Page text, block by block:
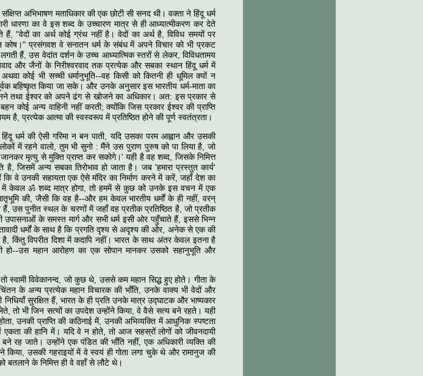
अभिभाषण मताधिकार की एक छोटी सी सनद थी। वक्ता ने हिंदू धर्म
धारणा का वे इस शब्द के उच्चारण मात्र से ही आध्यात्मीकरण कर देते
का अर्थ कोई ग्रंथ नहीं है। वेदों का अर्थ है, विविध समयों पर
कोष।" प्रसंगवश वे सनातन धर्म के संबंध में अपने विचार को भी प्रकट
हैं, उस वेदांत दर्शन के उच्च आध्यात्मिक स्तरों से लेकर, विविधतामय
और जैनों के निरीश्वरवाद तक प्रत्येक और सबका स्थान हिंदू धर्म में
कोई भी सच्ची धर्मानुभूति--वह किसी को कितनी ही धूमिल क्यों न
बहिष्कृत किया जा सके। और उनके अनुसार इस भारतीय धर्म-माता का
चुनने तथा ईश्वर को अपने ढंग से खोजने का अधिकार। अत: इस प्रकार से
कोई अन्य वाहिनी नहीं करती; क्योंकि जिस प्रकार ईश्वर की प्राप्ति
है, प्रत्येक आत्मा की स्वस्वरूप में प्रतिष्ठित होने की पूर्ण स्वतंत्रता।
धर्म की ऐसी गरिमा न बन पाती, यदि उसका परम आह्वान और उसकी
में रहने वालो, तुम भी सुनो : मैंने उस पुराण पुरुष को पा लिया है, जो
मृत्यु से मुक्ति प्राप्त कर सकोगे।' यही है वह शब्द, जिसके निमित्त
जिसमें अन्य सबका तिरोभाव हो जाता है। जब 'हमारा प्रस्तुत कार्य'
वे उनकी सहायता एक ऐसे मंदिर का निर्माण करने में करें, जहाँ देश का
में केवल ॐ शब्द मात्र होगा, तो हममें से कुछ को उनके इस वचन में एक
की, जैसी कि वह है--और हम केवल भारतीय धर्मों के ही नहीं, वरन्
हैं, उस पुनीत स्थल के चरणों में जहाँ वह प्रतीक प्रतिष्ठित है, जो प्रतीक
उपासनाओं के समस्त मार्ग और सभी धर्म इसी ओर पहुँचाते हैं, इससे भिन्न
धर्मों के साथ है कि प्रगति दृश्य से अदृश्य की ओर, अनेक से एक की
किंतु विपरीत दिशा में कदापि नहीं। भारत के साथ अंतर केवल इतना है
उस महान आरोहण का एक सोपान मानकर उसको सहानुभूति और
स्वामी विवेकानन्द, जो कुछ थे, उससे कम महान सिद्ध हुए होते। गीता के
चिंतन के अन्य प्रत्येक महान विचारक की भाँति, उनके वाक्य भी वेदों और
सुरक्षित हैं, भारत के ही प्रति उनके मात्र उद्घाटक और भाष्यकार
तो भी जिन सत्यों का उपदेश उन्होंने किया, वे वैसे सत्य बने रहते। यही
उनकी प्राप्ति की कठिनाई में, उनकी अभिव्यक्ति में आधुनिक स्पष्टता
की हानि में। यदि वे न होते, तो आज सहस्रों लोगों को जीवनदायी
रह जाते। उन्होंने एक पंडित की भाँति नहीं, एक अधिकारी व्यक्ति की
किया, उसकी गहराइयों में वे स्वयं ही गोता लगा चुके थे और रामानुज की
बतलाने के निमित्त ही वे वहाँ से लौटे थे।